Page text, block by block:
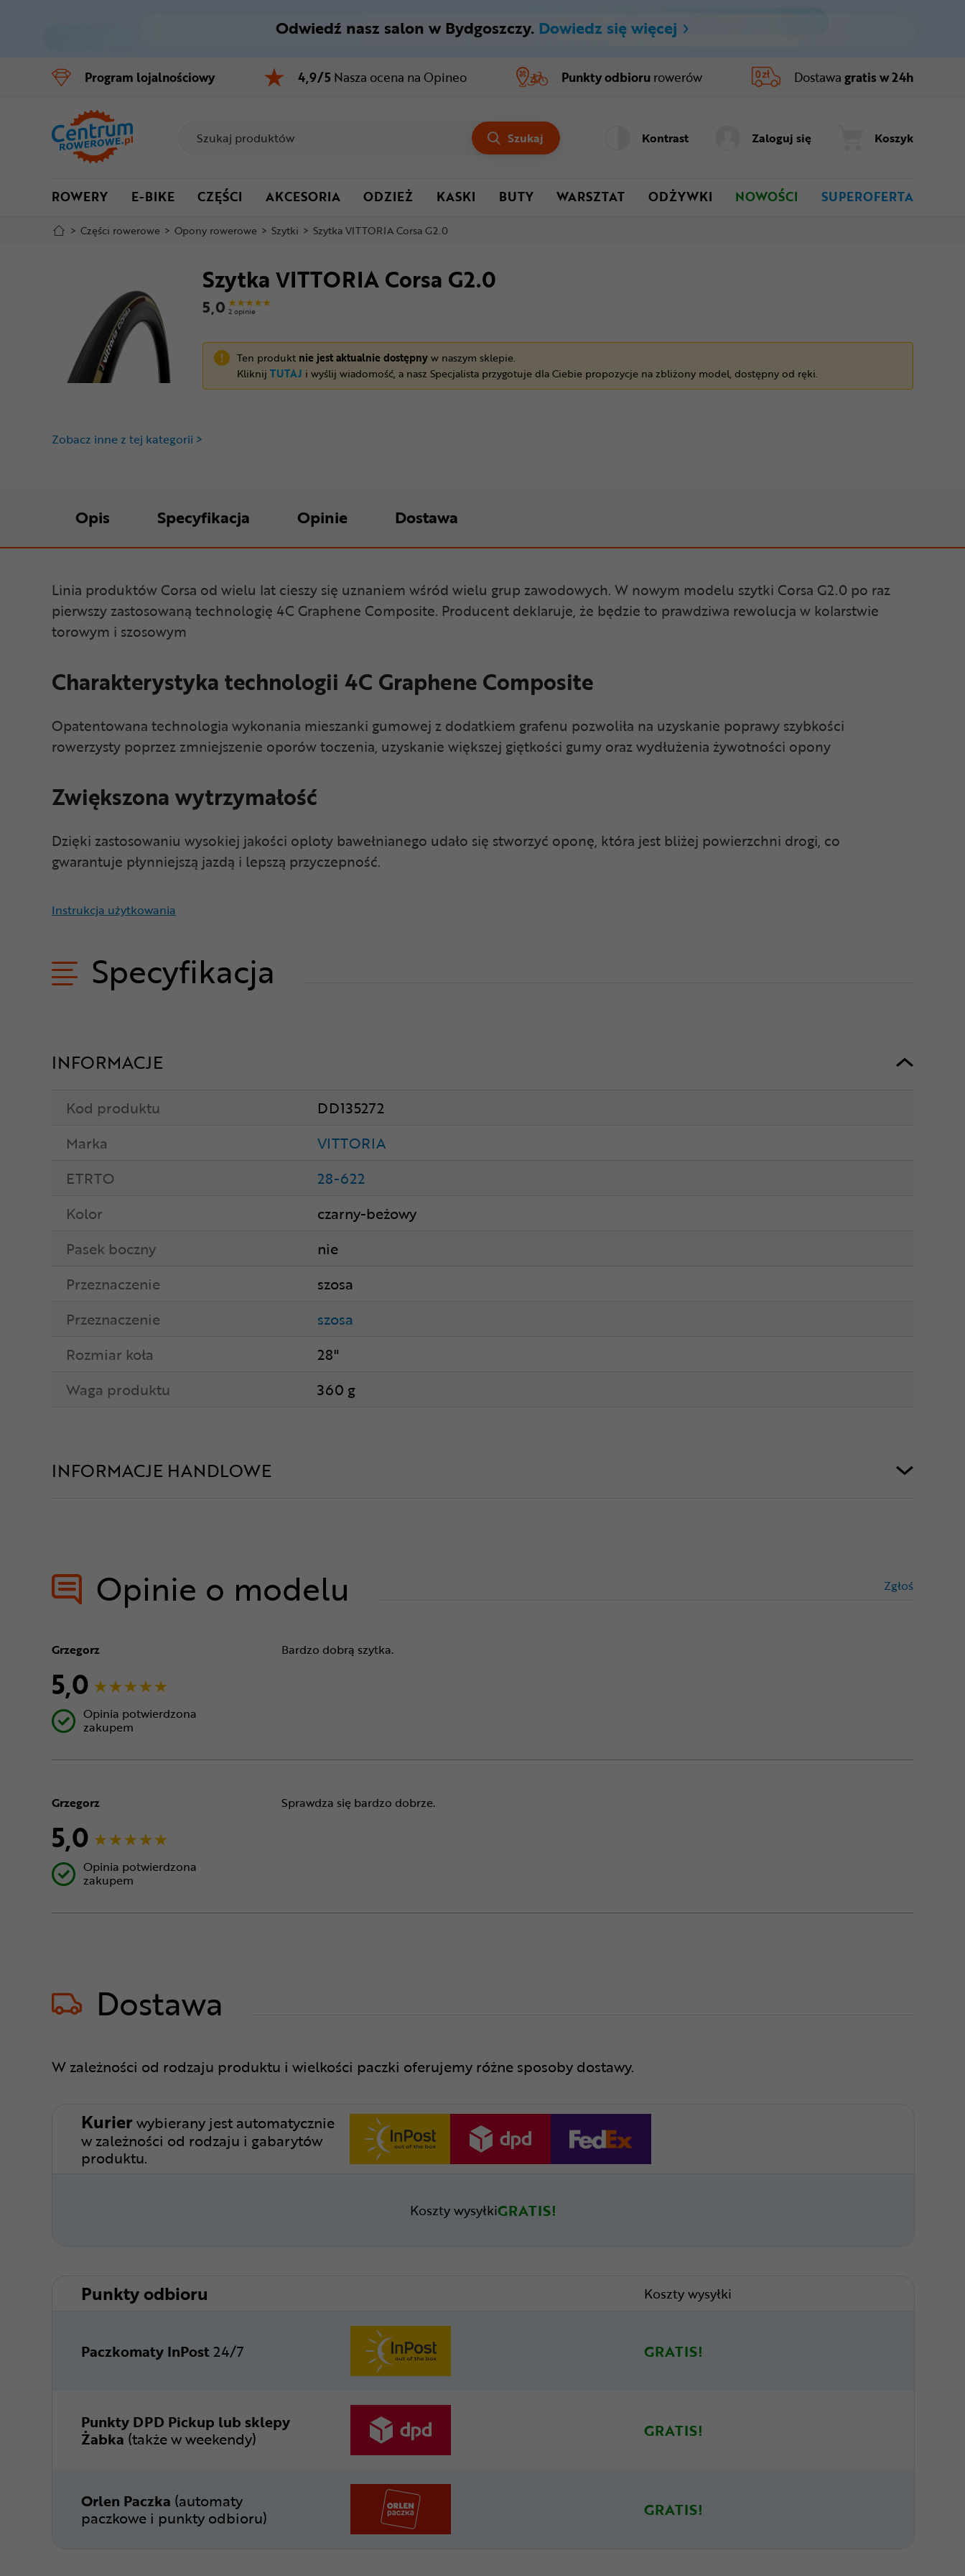
Menu główne
Informacje o produkcie
Szczegółowe informacje
Stopka
Odwiedź nasz salon w Bydgoszczy. Dowiedz się więcej
Program lojalnościowy 4,9/5 Nasza ocena na Opineo Punkty odbioru rowerów Dostawa gratis w 24h
Szukaj Kontrast Zaloguj się Koszyk
ROWERY E-BIKE CZĘŚCI AKCESORIA ODZIEŻ KASKI BUTY WARSZTAT ODŻYWKI NOWOŚCI SUPEROFERTA
> Części rowerowe > Opony rowerowe > Szytki > Szytka VITTORIA Corsa G2.0
Szytka VITTORIA Corsa G2.0
5,0 2 opinie
Ten produkt nie jest aktualnie dostępnyw naszym sklepie.
Kliknij TUTAJ i wyślij wiadomość, a nasz Specjalista przygotuje dla Ciebie propozycje na zbliżony model, dostępny od ręki.
Zobacz inne z tej kategorii >
Opis Specyfikacja Opinie Dostawa
Linia produktów Corsa od wielu lat cieszy się uznaniem wśród wielu grup zawodowych. W nowym modelu szytki Corsa G2.0 po raz
pierwszy zastosowaną technologię 4C Graphene Composite. Producent deklaruje, że będzie to prawdziwa rewolucja w kolarstwie
torowym i szosowym
Charakterystyka technologii 4C Graphene Composite
Opatentowana technologia wykonania mieszanki gumowej z dodatkiem grafenu pozwoliła na uzyskanie poprawy szybkości
rowerzysty poprzez zmniejszenie oporów toczenia, uzyskanie większej giętkości gumy oraz wydłużenia żywotności opony
Zwiększona wytrzymałość
Dzięki zastosowaniu wysokiej jakości oploty bawełnianego udało się stworzyć oponę, która jest bliżej powierzchni drogi, co
gwarantuje płynniejszą jazdą i lepszą przyczepność.
Instrukcja użytkowania
Specyfikacja
INFORMACJE
Kod produktu
DD135272
Marka
VITTORIA
ETRTO
28-622
Kolor
czarny-beżowy
Pasek boczny
nie
Przeznaczenie
szosa
Przeznaczenie
szosa
Rozmiar koła
28"
Waga produktu
360 g
INFORMACJE HANDLOWE
Opinie o modelu Zgłoś
Grzegorz
5,0
Opinia potwierdzona
zakupem
Bardzo dobrą szytka.
Grzegorz
5,0
Opinia potwierdzona
zakupem
Sprawdza się bardzo dobrze.
Dostawa
W zależności od rodzaju produktu i wielkości paczki oferujemy różne sposoby dostawy.
Kurierwybierany jest automatycznie
w zależności od rodzaju i gabarytów
produktu.
Koszty wysyłkiGRATIS!
Punkty odbioru Koszty wysyłki
Paczkomaty InPost24/7 GRATIS!
Punkty DPD Pickup lub sklepy
Żabka (także w weekendy) GRATIS!
Orlen Paczka (automaty
paczkowe i punkty odbioru)
GRATIS!